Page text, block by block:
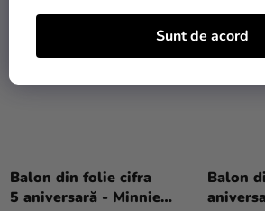
Sunt de acord
Balon din folie cifra
5 aniversară - Minnie
Balon